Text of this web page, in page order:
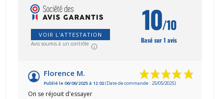
VOIR L'ATTESTATION
Avis soumis à un contrôle
10/10
Basé sur 1 avis
Florence M.
Publié le 06/06/2025 à 12:02(Date de commande : 25/05/2025)
On se réjouit d'essayer